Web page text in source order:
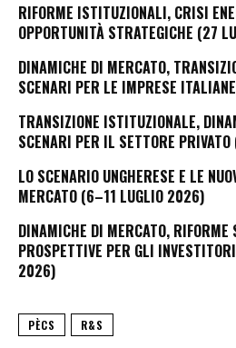
RIFORME ISTITUZIONALI, CRISI
OPPORTUNITÀ STRATEGICHE (27
DINAMICHE DI MERCATO,
SCENARI PER LE IMPRESE
TRANSIZIONE ISTITUZIONALE,
SCENARI PER IL SETTORE
LO SCENARIO UNGHERESE E LE
MERCATO (6–11 LUGLIO 2026)
DINAMICHE DI MERCATO,
PROSPETTIVE PER GLI
2026)
PÈCS R&S